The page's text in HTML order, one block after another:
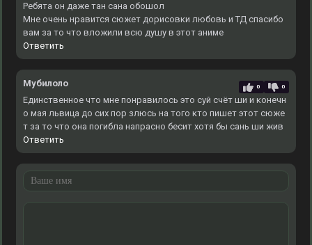
Ребята он даже тан сана обошол
Мне очень нравится сюжет дорисовки любовь и ТД спасибо
вам за то что вложили всю душу в этот аниме
Ответить
Мубилоло 0 0
Единственное что мне понравилось это суй счёт ши и конечн
о мая львица до сих пор злюсь на того кто пишет этот сюже
т за то что она погибла напрасно бесит хотя бы сань ши жив
Ответить